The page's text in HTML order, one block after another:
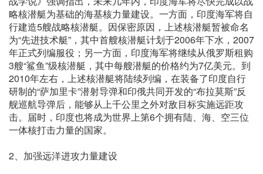
略核潜艇为基础的海基核力量建设。一方面，印度海军将自
行建造5艘战略核潜艇。因保密原因，上述核潜艇暂被命名
为“先进技术艇”，其中首艘核潜艇计划于2006年下水，2007
年正式列编服役；另一方面，印度海军将继续从俄罗斯租购
3艘“鲨鱼”级核潜艇，其中每艘潜艇的价格约为7亿美元。到
2010年左右，上述核潜艇将陆续列编，在装备了印度自行
研制的“萨加里卡”潜射导弹和印俄共同开发的“布拉莫斯”反
舰巡航导弹后，能够从上千公里之外对敌目标实施远距攻
击。届时，印度也将成为世界上第6个拥有陆、海、空三位
一体核打击力量的国家。
2、加强远洋进攻力量建设